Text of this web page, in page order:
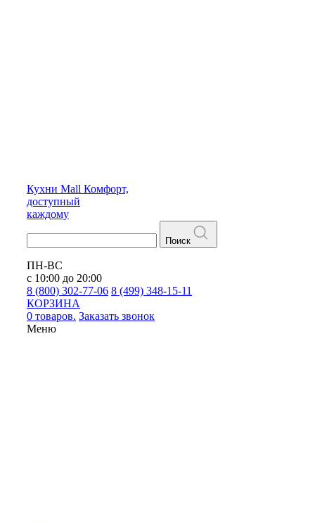
Кухни Mall Комфорт,
доступный
каждому
Поиск
ПН-ВС
с 10:00 до 20:00
8 (800) 302-77-06 8 (499) 348-15-11
КОРЗИНА
0 товаров. Заказать звонок
Меню